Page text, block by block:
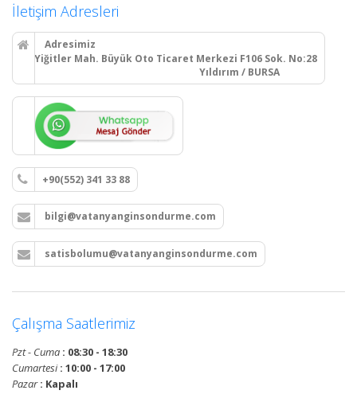
İletişim Adresleri
Adresimiz
Yiğitler Mah. Büyük Oto Ticaret Merkezi F106 Sok. No:28
Yıldırım / BURSA
+90(552) 341 33 88
bilgi@vatanyanginsondurme.com
satisbolumu@vatanyanginsondurme.com
Çalışma Saatlerimiz
Pzt - Cuma : 08:30 - 18:30
Cumartesi: 10:00 - 17:00
Pazar: Kapalı